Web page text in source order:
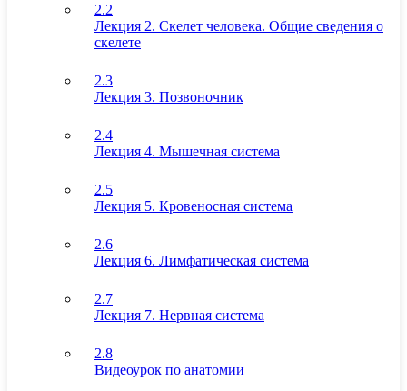
2.2
Лекция 2. Скелет человека. Общие сведения о
скелете
2.3
Лекция 3. Позвоночник
2.4
Лекция 4. Мышечная система
2.5
Лекция 5. Кровеносная система
2.6
Лекция 6. Лимфатическая система
2.7
Лекция 7. Нервная система
2.8
Видеоурок по анатомии